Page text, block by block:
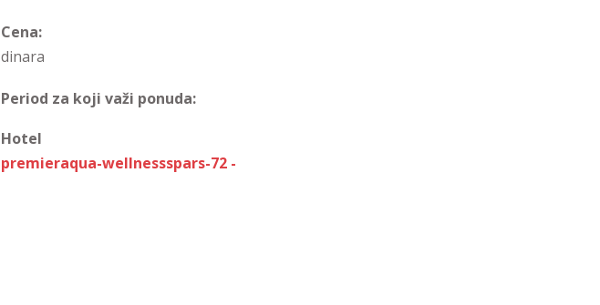
Cena:
dinara
Period za koji važi ponuda:
Hotel
premieraqua-wellnessspars-72 -